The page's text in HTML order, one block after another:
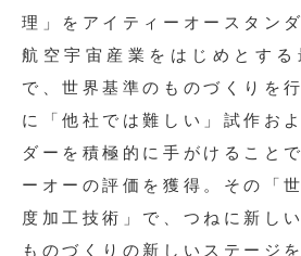
理」をアイティーオースタン
航空宇宙産業をはじめとする
で、世界基準のものづくりを
に「他社では難しい」試作お
ダーを積極的に手がけること
ーオーの評価を獲得。その「
度加工技術」で、つねに新し
ものづくりの新しいステージ